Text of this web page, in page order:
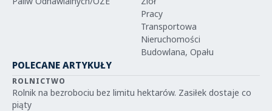
Pracy
Transportowa
Nieruchomości
Budowlana, Opału
POLECANE ARTYKUŁY
ROLNICTWO
Rolnik na bezrobociu bez limitu hektarów. Zasiłek dostaje co
piąty